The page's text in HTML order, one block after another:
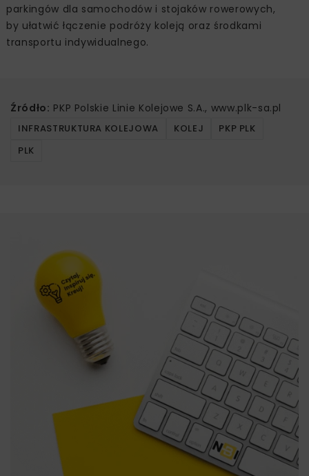
parkingów dla samochodów i stojaków rowerowych,
by ułatwić łączenie podróży koleją oraz środkami
transportu indywidualnego.
Źródło: PKP Polskie Linie Kolejowe S.A., www.plk-sa.pl
INFRASTRUKTURA KOLEJOWA KOLEJ
PKP PLK
PLK